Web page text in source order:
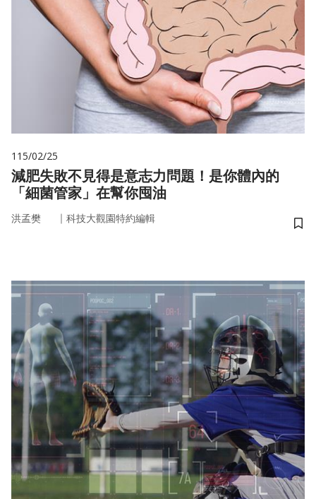
115/02/25
減肥失敗不見得是意志力問題！是你體內的
「細菌管家」在幫你囤油
洪孟樊 ｜ 科技大觀園特約編輯
儲